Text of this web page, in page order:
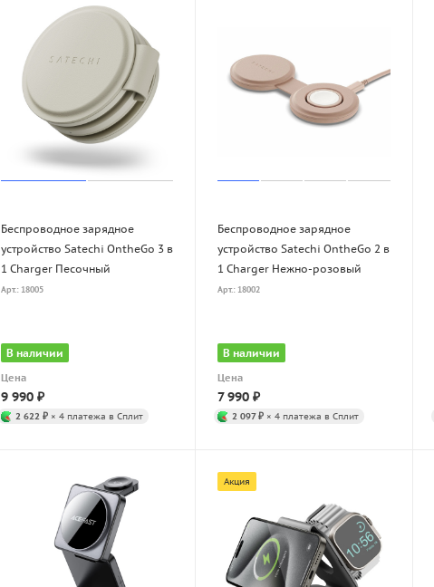
Беспроводное зарядное
устройство Satechi OntheGo 3 в
1 Charger Песочный
Арт.: 18005
В наличии
Цена
9 990 ₽
2 622 ₽ × 4 платежа в Сплит
Беспроводное зарядное
устройство Satechi OntheGo 2 в
1 Charger Нежно-розовый
Арт.: 18002
В наличии
Цена
7 990 ₽
2 097 ₽ × 4 платежа в Сплит
Акция